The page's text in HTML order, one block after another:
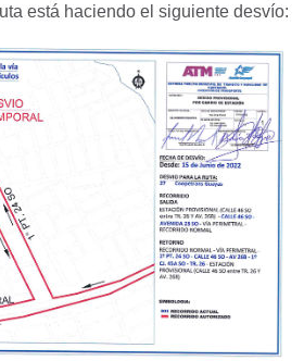
está haciendo el siguiente desvío: